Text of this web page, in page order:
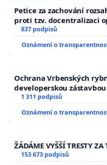
Petice za zachování
proti tzv. docentralizaci
837 podpisů
Oznámení o
Ochrana Vrbenských
developerskou zástavbou
1 311 podpisů
Oznámení o
ŽÁDÁME VYŠŠÍ TRESTY
153 673 podpisů